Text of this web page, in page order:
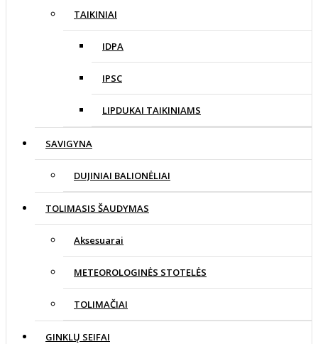
TAIKINIAI
IDPA
IPSC
LIPDUKAI TAIKINIAMS
SAVIGYNA
DUJINIAI BALIONĖLIAI
TOLIMASIS ŠAUDYMAS
Aksesuarai
METEOROLOGINĖS STOTELĖS
TOLIMAČIAI
GINKLŲ SEIFAI